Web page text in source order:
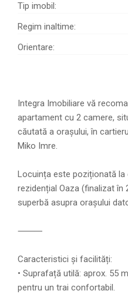
Tip imobil:
Regim inaltime:
Orientare:
Integra Imobiliare vă
apartament cu 2 camere,
căutată a orașului, în
Miko Imre.
Locuința este poziționată la
rezidențial Oaza (finalizat
superbă asupra orașului
⸻
Caracteristici și facilități:
• Suprafață utilă: aprox. 55
pentru un trai confortabil.